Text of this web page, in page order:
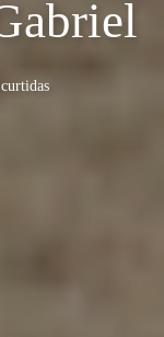
curtidas